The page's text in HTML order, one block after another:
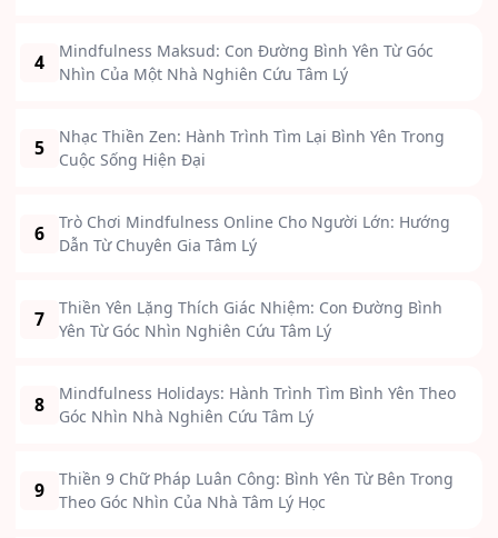
4
Mindfulness Maksud: Con Đường Bình Yên Từ Góc
Nhìn Của Một Nhà Nghiên Cứu Tâm Lý
5
Nhạc Thiền Zen: Hành Trình Tìm Lại Bình Yên Trong
Cuộc Sống Hiện Đại
6
Trò Chơi Mindfulness Online Cho Người Lớn: Hướng
Dẫn Từ Chuyên Gia Tâm Lý
7
Thiền Yên Lặng Thích Giác Nhiệm: Con Đường Bình
Yên Từ Góc Nhìn Nghiên Cứu Tâm Lý
8
Mindfulness Holidays: Hành Trình Tìm Bình Yên Theo
Góc Nhìn Nhà Nghiên Cứu Tâm Lý
9
Thiền 9 Chữ Pháp Luân Công: Bình Yên Từ Bên Trong
Theo Góc Nhìn Của Nhà Tâm Lý Học